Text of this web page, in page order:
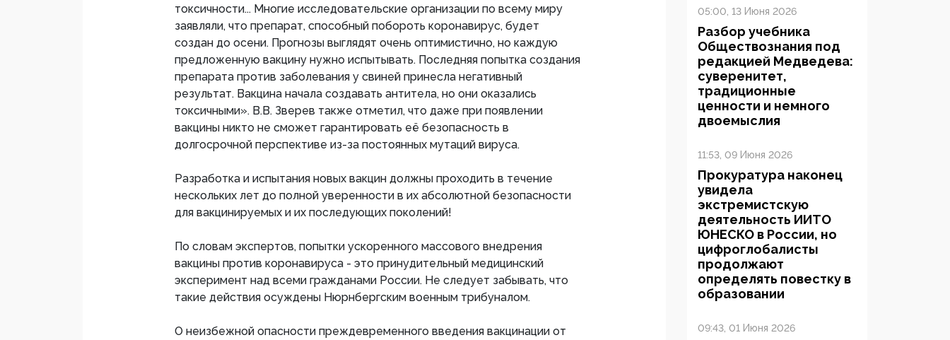
токсичности... Многие исследовательские организации по всему миру
заявляли, что препарат, способный побороть коронавирус, будет
создан до осени. Прогнозы выглядят очень оптимистично, но каждую
предложенную вакцину нужно испытывать. Последняя попытка создания
препарата против заболевания у свиней принесла негативный
результат. Вакцина начала создавать антитела, но они оказались
токсичными». В.В. Зверев также отметил, что даже при появлении
вакцины никто не сможет гарантировать её безопасность в
долгосрочной перспективе из-за постоянных мутаций вируса.
Разработка и испытания новых вакцин должны проходить в течение
нескольких лет до полной уверенности в их абсолютной безопасности
для вакцинируемых и их последующих поколений!
По словам экспертов, попытки ускоренного массового внедрения
вакцины против коронавируса - это принудительный медицинский
эксперимент над всеми гражданами России. Не следует забывать, что
такие действия осуждены Нюрнбергским военным трибуналом.
О неизбежной опасности преждевременного введения вакцинации от
05:00, 13 Июня 2026
Разбор учебника
Обществознания под
редакцией Медведева:
суверенитет,
традиционные
ценности и немного
двоемыслия
11:53, 09 Июня 2026
Прокуратура наконец
увидела
экстремистскую
деятельность ИИТО
ЮНЕСКО в России, но
цифроглобалисты
продолжают
определять повестку в
образовании
09:43, 01 Июня 2026